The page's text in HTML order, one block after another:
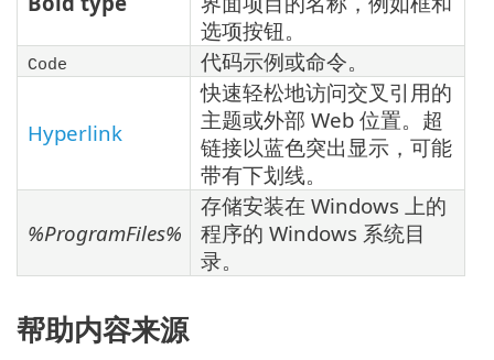
选项按钮。
Code 代码示例或命令。
Hyperlink
快速轻松地访问交叉引用的
主题或外部 Web 位置。超
链接以蓝色突出显示，可能
带有下划线。
%ProgramFiles%
存储安装在 Windows 上的
程序的 Windows 系统目
录。
帮助内容来源